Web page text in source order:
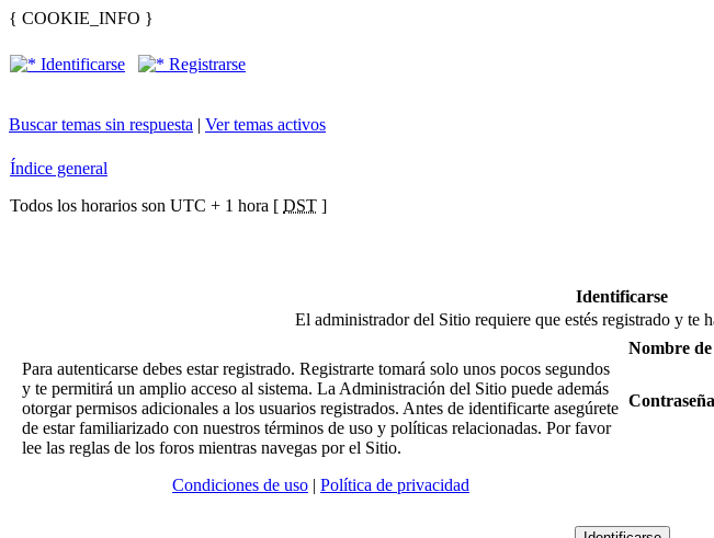
{ COOKIE_INFO }
Identificarse Registrarse
Buscar temas sin respuesta | Ver temas activos
Índice general
Todos los horarios son UTC + 1 hora [ DST ]
Identificarse
El administrador del Sitio requiere que estés registrado y te
Para autenticarse debes estar registrado. Registrarte tomará solo unos pocos segundos
y te permitirá un amplio acceso al sistema. La Administración del Sitio puede además
otorgar permisos adicionales a los usuarios registrados. Antes de identificarte asegúrete
de estar familiarizado con nuestros términos de uso y políticas relacionadas. Por favor
lee las reglas de los foros mientras navegas por el Sitio.
Condiciones de uso | Política de privacidad
Nombre